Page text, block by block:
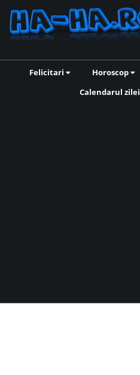
Felicitari Horoscop
Calendarul zilei